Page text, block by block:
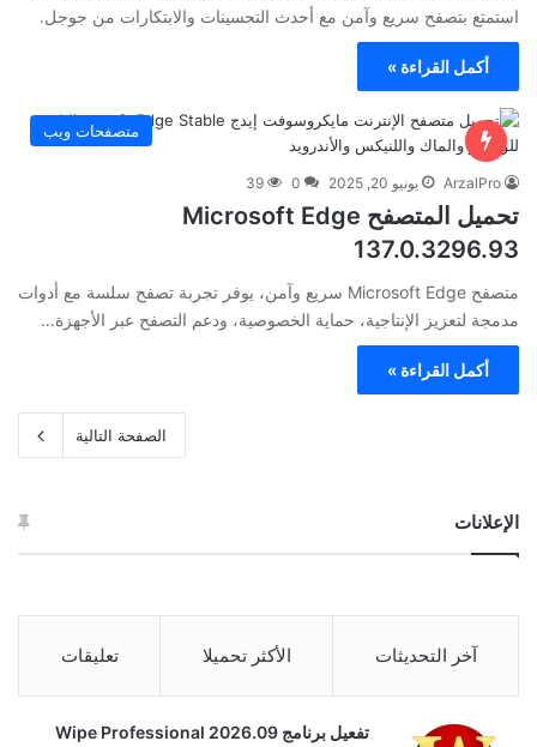
استمتع بتصفح سريع وآمن مع أحدث التحسينات والابتكارات من جوجل.
أكمل القراءة »
متصفحات ويب
ArzalPro يونيو 20, 2025 0
39
تحميل المتصفح Microsoft Edge
137.0.3296.93
متصفح Microsoft Edge سريع وآمن، يوفر تجربة تصفح سلسة مع أدوات
مدمجة لتعزيز الإنتاجية، حماية الخصوصية، ودعم التصفح عبر الأجهزة…
أكمل القراءة »
الصفحة التالية
الإعلانات
آخر التحديثات الأكثر تحميلا تعليقات
تفعيل برنامج Wipe Professional 2026.09